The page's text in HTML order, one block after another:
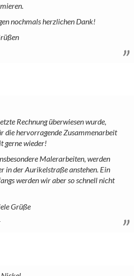
nochmals herzlichen Dank!
Rechnung überwiesen wurde,
die hervorragende Zusammenarbeit
gerne wieder!
Malerarbeiten, werden
in der Aurikelstraße anstehen. Ein
werden wir aber so schnell nicht
Grüße